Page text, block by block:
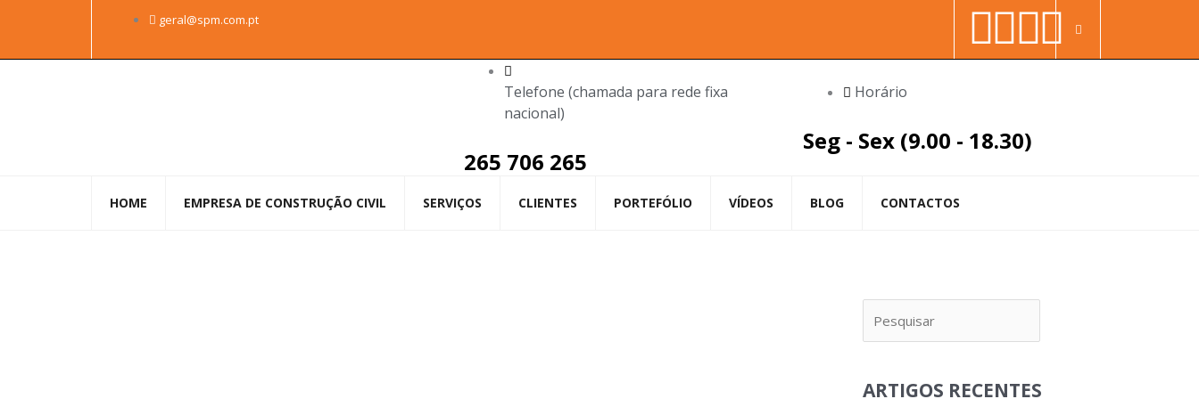
geral@spm.com.pt Facebook-
f
Youtube
in
Telefone (chamada para rede fixa
nacional)
265 706 265
Horário
Seg - Sex (9.00 - 18.30)
HOME EMPRESA DE CONSTRUÇÃO CIVIL SERVIÇOS CLIENTES PORTEFÓLIO VÍDEOS BLOG CONTACTOS
ARTIGOS RECENTES